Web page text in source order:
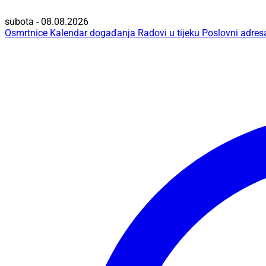
subota - 08.08.2026
Osmrtnice Kalendar događanja Radovi u tijeku Poslovni